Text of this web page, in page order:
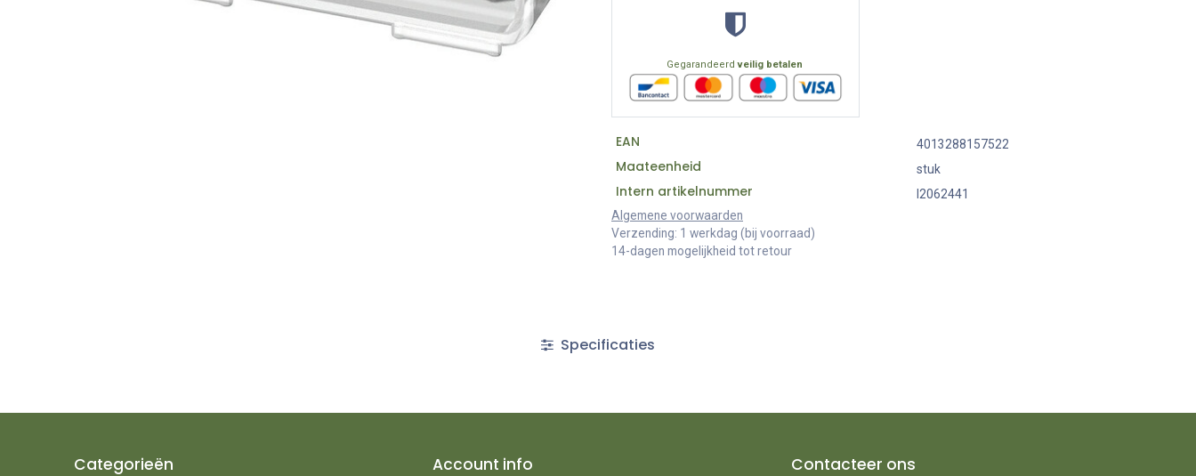
Gegarandeerdveilig betalen
EAN 4013288157522
Maateenheid stuk
Intern artikelnummer
I2062441
Algemene voorwaarden
Verzending: 1 werkdag (bij voorraad)
14-dagen mogelijkheid tot retour
Specificaties
Categorieën Account info Contacteer ons